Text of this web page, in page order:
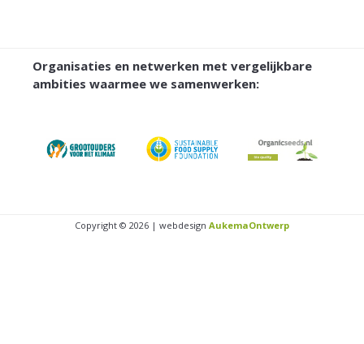
Organisaties en netwerken met vergelijkbare
ambities waarmee we samenwerken:
Copyright © 2026 | webdesign AukemaOntwerp